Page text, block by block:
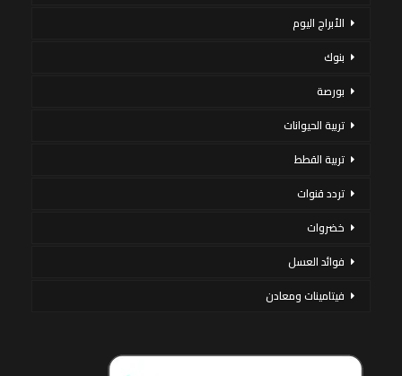
الأبراج اليوم
بنوك
بورصة
تربية الحيوانات
تربية القطط
تردد قنوات
خضروات
فوائد العسل
فيتامينات ومعادن